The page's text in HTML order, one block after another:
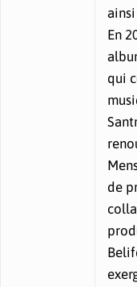
En
qui
de